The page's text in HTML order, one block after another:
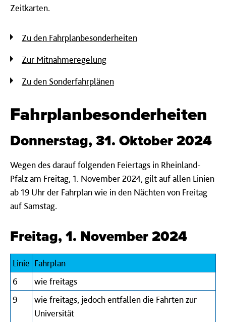
Zeitkarten.
Zu den Fahrplanbesonderheiten
Zur Mitnahmeregelung
Zu den Sonderfahrplänen
Fahrplanbesonderheiten
Donnerstag, 31. Oktober 2024
Wegen des darauf folgenden Feiertags in Rheinland-
Pfalz am Freitag, 1. November 2024, gilt auf allen Linien
ab 19 Uhr der Fahrplan wie in den Nächten von Freitag
auf Samstag.
Freitag, 1. November 2024
Linie Fahrplan
6
wie freitags
9
wie freitags, jedoch entfallen die Fahrten zur
Universität